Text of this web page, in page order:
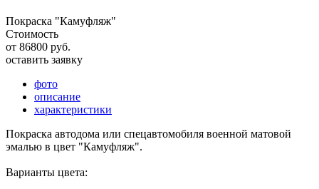
Покраска "Камуфляж"
Стоимость
от 86800 руб.
оставить заявку
фото
описание
характеристики
Покраска автодома или спецавтомобиля военной матовой
эмалью в цвет "Камуфляж".
Варианты цвета: